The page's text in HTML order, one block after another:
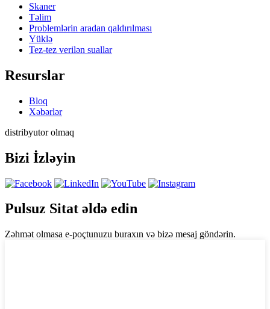
Skaner
Təlim
Problemlərin aradan qaldırılması
Yüklə
Tez-tez verilən suallar
Resurslar
Bloq
Xəbərlər
distribyutor olmaq
Bizi İzləyin
Pulsuz Sitat əldə edin
Zəhmət olmasa e-poçtunuzu buraxın və bizə mesaj göndərin.